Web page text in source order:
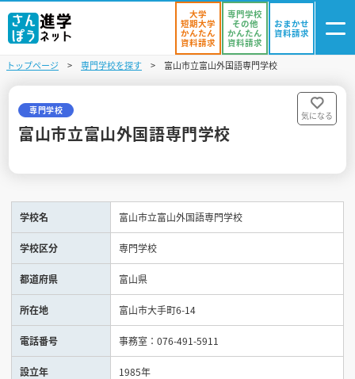
資料リスト
進学イベント
入試・受験入門
お役立ち情報
大学
短期大学
かんたん
資料請求
専門学校
その他
かんたん
資料請求
おまかせ
資料請求
トップページ 専門学校を探す 富山市立富山外国語専門学校
専門学校
富山市立富山外国語専門学校
気になる
学校名 富山市立富山外国語専門学校
学校区分 専門学校
都道府県 富山県
所在地 富山市大手町6-14
電話番号 事務室：076-491-5911
設立年 1985年